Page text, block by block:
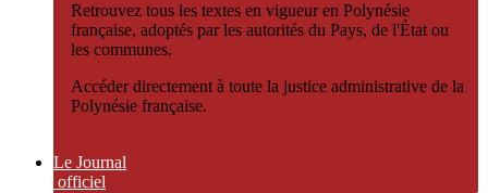
Retrouvez tous les textes en vigueur en Polynésie
française, adoptés par les autorités du Pays, de l'État ou
les communes.
Accéder directement à toute la justice administrative de la
Polynésie française.
Le Journal
officiel